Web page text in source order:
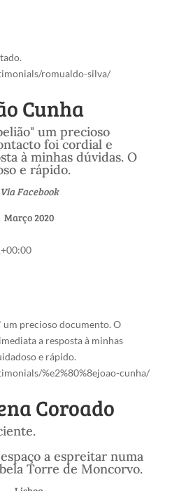
romualdo-silva/
Cunha
um precioso
foi cordial e
à minhas dúvidas. O
e rápido.
Via Facebook
Março 2020
precioso documento. O
a resposta à minhas
e rápido.
%e2%80%8ejoao-cunha/
Coroado
a espreitar numa
Torre de Moncorvo.